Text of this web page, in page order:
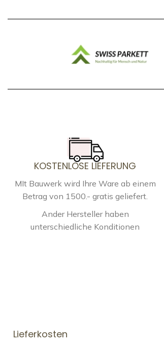
KOSTENLOSE LIEFERUNG
MIt Bauwerk wird Ihre Ware ab einem
Betrag von 1500.- gratis geliefert.
Ander Hersteller haben
unterschiedliche Konditionen
Lieferkosten